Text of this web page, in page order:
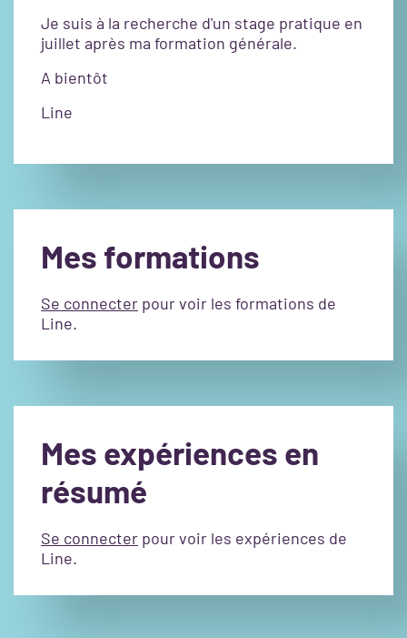
Je suis à la recherche d'un stage pratique en
juillet après ma formation générale.
A bientôt
Line
Mes formations
Se connecter pour voir les formations de
Line.
Mes expériences en
résumé
Se connecter pour voir les expériences de
Line.